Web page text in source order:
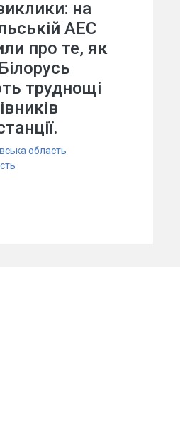
на
АЕС
про те, як
труднощі
область